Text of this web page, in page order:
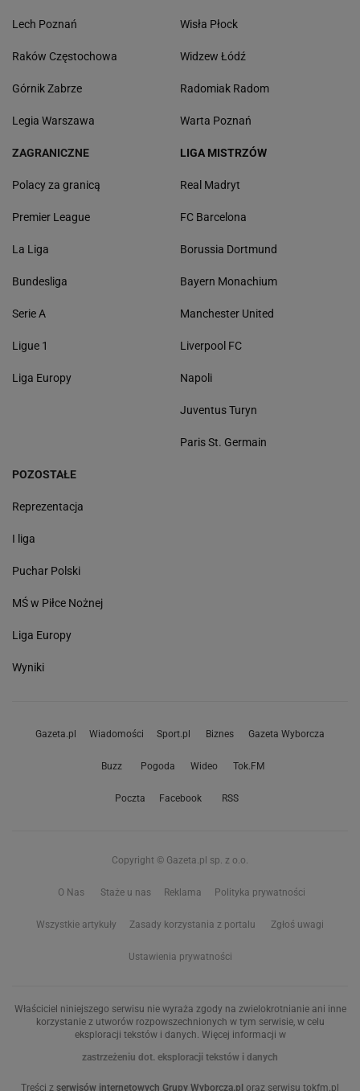
Lech Poznań
Raków Częstochowa
Górnik Zabrze
Legia Warszawa
Wisła Płock
Widzew Łódź
Radomiak Radom
Warta Poznań
ZAGRANICZNE
Polacy za granicą
Premier League
La Liga
Bundesliga
Serie A
Ligue 1
Liga Europy
LIGA MISTRZÓW
Real Madryt
FC Barcelona
Borussia Dortmund
Bayern Monachium
Manchester United
Liverpool FC
Napoli
Juventus Turyn
Paris St. Germain
POZOSTAŁE
Reprezentacja
I liga
Puchar Polski
MŚ w Piłce Nożnej
Liga Europy
Wyniki
Gazeta.pl Wiadomości Sport.pl Biznes Gazeta Wyborcza
Buzz Pogoda Wideo Tok.FM
Poczta Facebook RSS
Copyright © Gazeta.pl sp. z o.o.
O Nas Staże u nas Reklama Polityka prywatności
Wszystkie artykuły Zasady korzystania z portalu Zgłoś uwagi
Ustawienia prywatności
Właściciel niniejszego serwisu nie wyraża zgody na zwielokrotnianie ani inne
korzystanie z utworów rozpowszechnionych w tym serwisie, w celu
eksploracji tekstów i danych. Więcej informacji w
zastrzeżeniu dot. eksploracji tekstów i danych
Treści z serwisów internetowych Grupy Wyborcza.pl oraz serwisu tokfm.pl